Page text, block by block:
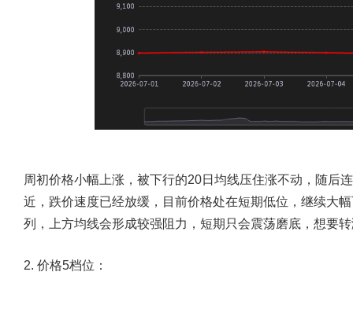
周初价格小幅上涨，被下行的20日均线压住涨不动，随后
近，跌价速度已经放缓，目前价格处在短期低位，继续大
列，上方均线会形成较强阻力，短期只会震荡磨底，想要
2. 价格5档位：